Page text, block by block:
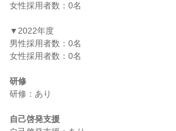
女性採用者数：0名
▼2022年度
男性採用者数：0名
女性採用者数：0名
研修
研修：あり
自己啓発支援